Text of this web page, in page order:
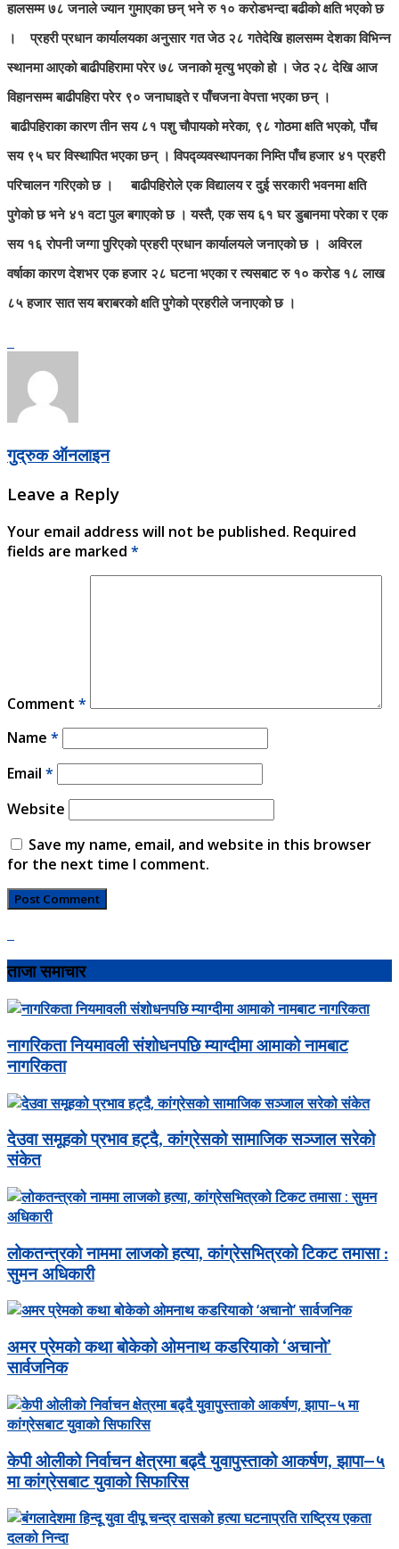
हालसम्म ७८ जनाले ज्यान गुमाएका छन् भने रु १० करोडभन्दा बढीको क्षति भएको छ
। प्रहरी प्रधान कार्यालयका अनुसार गत जेठ २८ गतेदेखि हालसम्म देशका विभिन्न
स्थानमा आएको बाढीपहिरामा परेर ७८ जनाको मृत्यु भएको हो । जेठ २८ देखि आज
विहानसम्म बाढीपहिरा परेर ९० जनाघाइते र पाँचजना वेपत्ता भएका छन् ।
बाढीपहिराका कारण तीन सय ८१ पशु चौपायको मरेका, ९८ गोठमा क्षति भएको, पाँच
सय ९५ घर विस्थापित भएका छन् । विपद्व्यवस्थापनका निम्ति पाँच हजार ४१ प्रहरी
परिचालन गरिएको छ । बाढीपहिरोले एक विद्यालय र दुई सरकारी भवनमा क्षति
पुगेको छ भने ४१ वटा पुल बगाएको छ । यस्तै, एक सय ६१ घर डुबानमा परेका र एक
सय १६ रोपनी जग्गा पुरिएको प्रहरी प्रधान कार्यालयले जनाएको छ । अविरल
वर्षाका कारण देशभर एक हजार २८ घटना भएका र त्यसबाट रु १० करोड १८ लाख
८५ हजार सात सय बराबरको क्षति पुगेको प्रहरीले जनाएको छ ।
गुद्रुक ऑनलाइन
Leave a Reply
Your email address will not be published. Required
fields are marked *
Comment *
Name *
Email *
Website
Save my name, email, and website in this browser
for the next time I comment.
ताजा समाचार
नागरिकता नियमावली संशोधनपछि म्याग्दीमा आमाको नामबाट
नागरिकता
देउवा समूहको प्रभाव हट्दै, कांग्रेसको सामाजिक सञ्जाल सरेको
संकेत
लोकतन्त्रको नाममा लाजको हत्या, कांग्रेसभित्रको टिकट तमासा :
सुमन अधिकारी
अमर प्रेमको कथा बोकेको ओमनाथ कडरियाको ‘अचानो’
सार्वजनिक
केपी ओलीको निर्वाचन क्षेत्रमा बढ्दै युवापुस्ताको आकर्षण, झापा–५
मा कांग्रेसबाट युवाको सिफारिस